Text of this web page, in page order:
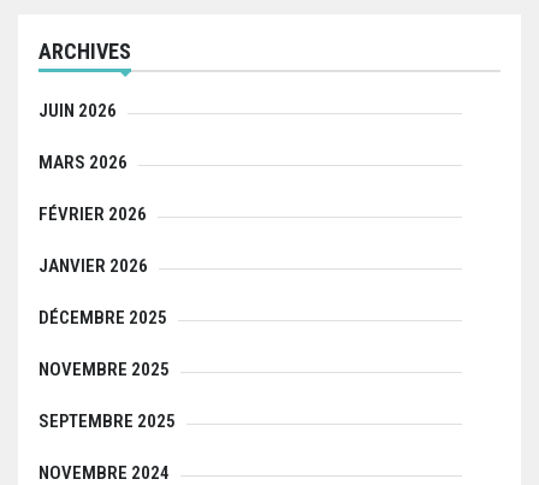
ARCHIVES
JUIN 2026
MARS 2026
FÉVRIER 2026
JANVIER 2026
DÉCEMBRE 2025
NOVEMBRE 2025
SEPTEMBRE 2025
NOVEMBRE 2024